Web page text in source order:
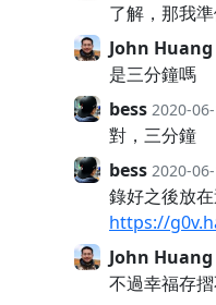
了解，那我
John Huang
是三分鐘嗎
bess 2020-
對，三分鐘
bess 2020-
錄好之後放
https://
John Huang
不過幸福存